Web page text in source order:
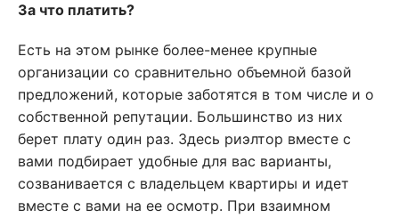
За что платить?
Есть на этом рынке более-менее крупные
организации со сравнительно объемной базой
предложений, которые заботятся в том числе и о
собственной репутации. Большинство из них
берет плату один раз. Здесь риэлтор вместе с
вами подбирает удобные для вас варианты,
созванивается с владельцем квартиры и идет
вместе с вами на ее осмотр. При взаимном